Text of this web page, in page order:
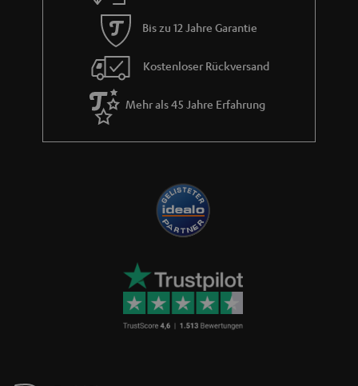
Bis zu 12 Jahre Garantie
Kostenloser Rückversand
Mehr als 45 Jahre Erfahrung